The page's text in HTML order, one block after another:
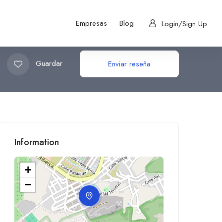
Empresas Blog Login/Sign Up
Guardar Enviar reseña
Information
+
−